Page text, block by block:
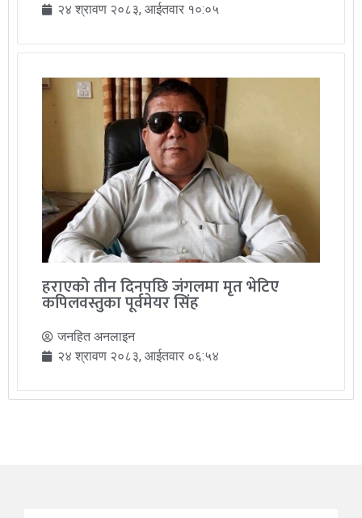
२४ श्रावण २०८३, आईतवार १०:०५
हराएको तीन दिनपछि जंगलमा मृत भेटिए
कपिलवस्तुका पूर्वमेयर सिंह
जनहित अनलाइन
२४ श्रावण २०८३, आईतवार ०६:५४